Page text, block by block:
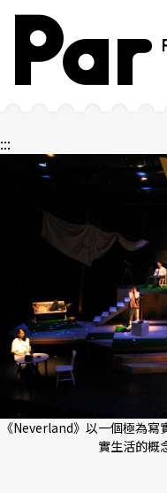
跳到主要內容區塊
網站導覽
:::
《Neverland》以一個極為
實生活的概